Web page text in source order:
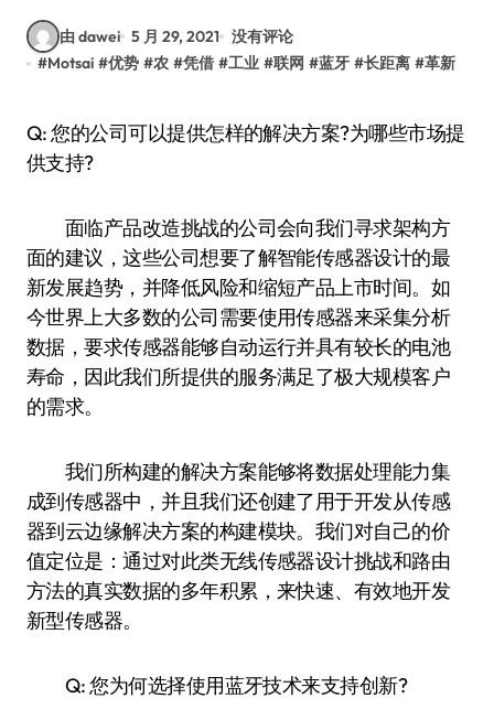
由 dawei 5 月 29, 2021 没有评论
#Motsai #优势 #农 #凭借 #工业 #联网 #蓝牙 #长距离 #革新
Q: 您的公司可以提供怎样的解决方案?为哪些市场提
供支持?
面临产品改造挑战的公司会向我们寻求架构方
面的建议，这些公司想要了解智能传感器设计的最
新发展趋势，并降低风险和缩短产品上市时间。如
今世界上大多数的公司需要使用传感器来采集分析
数据，要求传感器能够自动运行并具有较长的电池
寿命，因此我们所提供的服务满足了极大规模客户
的需求。
我们所构建的解决方案能够将数据处理能力集
成到传感器中，并且我们还创建了用于开发从传感
器到云边缘解决方案的构建模块。我们对自己的价
值定位是：通过对此类无线传感器设计挑战和路由
方法的真实数据的多年积累，来快速、有效地开发
新型传感器。
Q: 您为何选择使用蓝牙技术来支持创新?